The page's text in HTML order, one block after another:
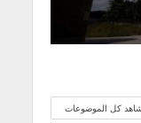
كل الموضوعات